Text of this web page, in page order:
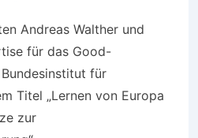
Andreas Walther und
für das Good-
für
Titel „Lernen von Europa
zur